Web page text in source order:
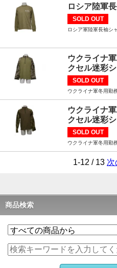
ロシア陸軍
SOLD OUT
ロシア軍陸軍長袖シ
ウクライナ
クセル迷彩
SOLD OUT
ウクライナ軍冬用勤
ウクライナ
クセル迷彩
SOLD OUT
ウクライナ軍冬用勤
1-12 / 13 次
商品検索